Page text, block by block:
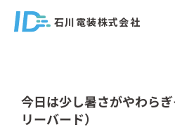
石川電装株式会社
今日は少し暑さがやわら
リーバード）